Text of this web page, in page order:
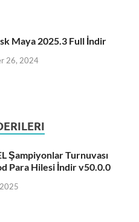
Maya 2025.3 Full İndir
26, 2024
Şampiyonlar Turnuvası
Para Hilesi İndir v50.0.0